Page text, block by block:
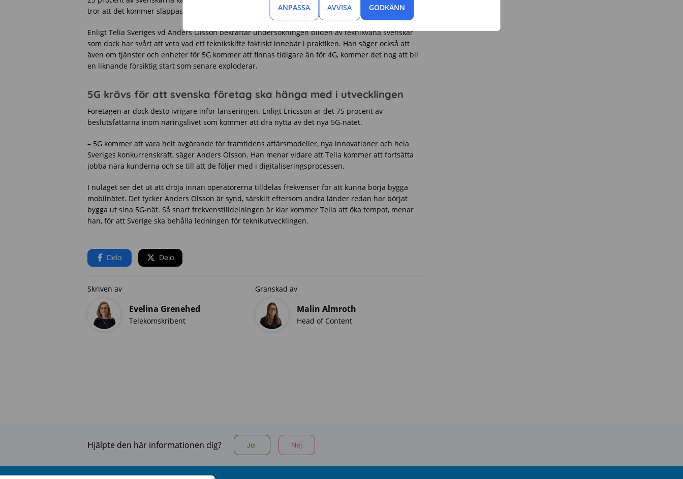
ANPASSA AVVISA GODKÄNN
tror att det kommer släppas om två år eller senare.
Enligt Telia Sveriges vd Anders Olsson bekräftar undersökningen bilden av teknikvana svenskar
som dock har svårt att veta vad ett teknikskifte faktiskt innebär i praktiken. Han säger också att
även om tjänster och enheter för 5G kommer att finnas tidigare än för 4G, kommer det nog att bli
en liknande försiktig start som senare exploderar.
5G krävs för att svenska företag ska hänga med i utvecklingen
Företagen är dock desto ivrigare inför lanseringen. Enligt Ericsson är det 75 procent av
beslutsfattarna inom näringslivet som kommer att dra nytta av det nya 5G-nätet.
– 5G kommer att vara helt avgörande för framtidens affärsmodeller, nya innovationer och hela
Sveriges konkurrenskraft, säger Anders Olsson. Han menar vidare att Telia kommer att fortsätta
jobba nära kunderna och se till att de följer med i digitaliseringsprocessen.
I nuläget ser det ut att dröja innan operatörerna tilldelas frekvenser för att kunna börja bygga
mobilnätet. Det tycker Anders Olsson är synd, särskilt eftersom andra länder redan har börjat
bygga ut sina 5G-nät. Så snart frekvenstilldelningen är klar kommer Telia att öka tempot, menar
han, för att Sverige ska behålla ledningen för teknikutvecklingen.
Dela Dela
Skriven av
Evelina Grenehed
Telekomskribent
Granskad av
Malin Almroth
Head of Content
Hjälpte den här informationen dig? Ja Nej